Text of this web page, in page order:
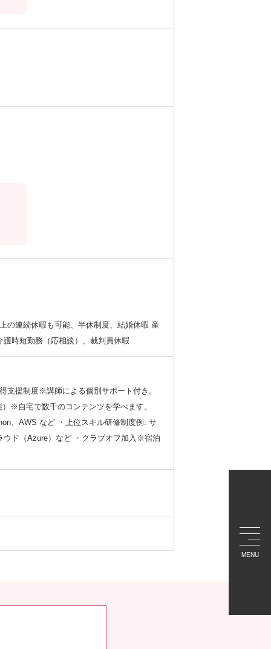
MENU
の連続休暇も可能、半休制度、結婚休暇 産
時短勤務（応相談）、裁判員休暇
支援制度※講師による個別サポート付き。
※自宅で数千のコンテンツを学べます。
、AWS など ・上位スキル研修制度例: サ
ウド（Azure）など ・クラブオフ加入※宿泊